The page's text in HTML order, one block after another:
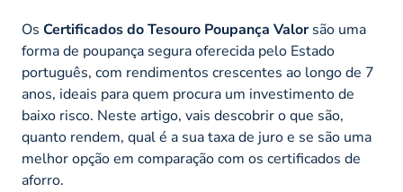
Os Certificados do Tesouro Poupança Valorsão uma
forma de poupança segura oferecida pelo Estado
português, com rendimentos crescentes ao longo de 7
anos, ideais para quem procura um investimento de
baixo risco. Neste artigo, vais descobrir o que são,
quanto rendem, qual é a sua taxa de juro e se são uma
melhor opção em comparação com os certificados de
aforro.